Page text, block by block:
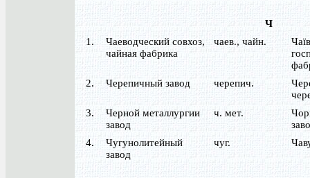
Ч
1.
Чаеводческий совхоз,
чайная фабрика
чаев., чайн.
2.
Черепичный завод черепич.
3.
Черной металлургии
завод
ч. мет.
4.
Чугунолитейный
завод
чуг.